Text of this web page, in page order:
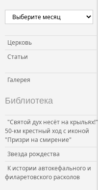
Церковь
Статьи
Галерея
Библиотека
"Святой дух несёт на крыльях!"
50-км крестный ход с иконой
"Призри на смирение"
Звезда рождества
К истории автокефального и
филаретовского расколов